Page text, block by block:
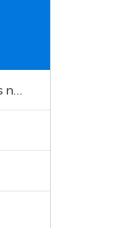
Línea de producción de telas no tejida